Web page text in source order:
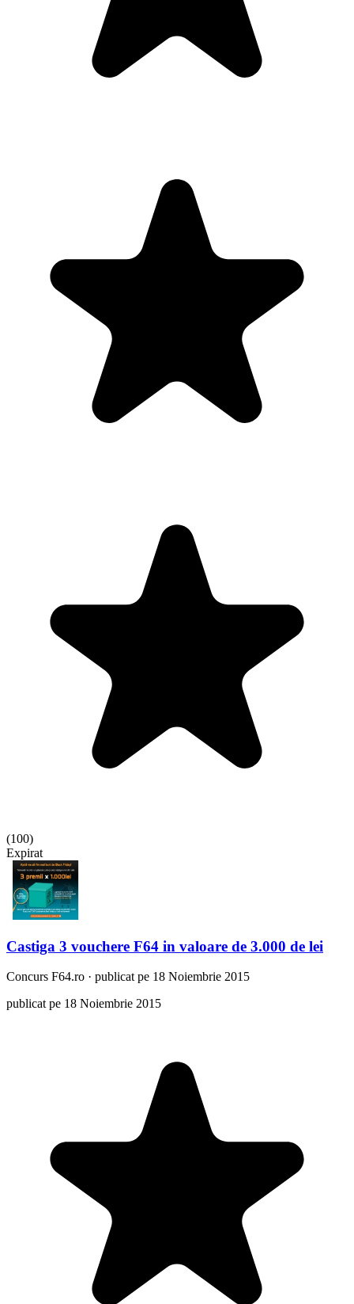
(100)
Expirat
Castiga 3 vouchere F64 in valoare de 3.000 de lei
Concurs F64.ro · publicat pe 18 Noiembrie 2015
publicat pe 18 Noiembrie 2015